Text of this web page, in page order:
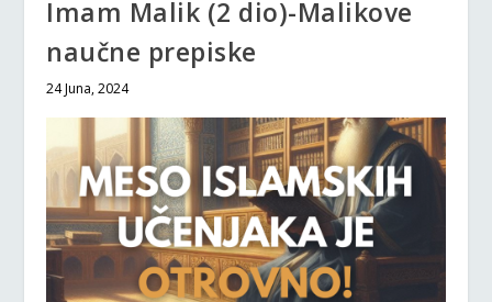
Imam Malik (2 dio)-Malikove
naučne prepiske
24 Juna, 2024